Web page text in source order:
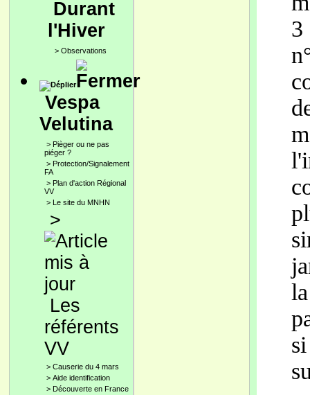
Durant
l'Hiver
> Observations
Vespa
Velutina
> Pièger ou ne pas
piéger ?
> Protection/Signalement
FA
> Plan d'action Régional
VV
> Le site du MNHN
>
Les
référents
VV
> Causerie du 4 mars
> Aide identification
> Découverte en France
3